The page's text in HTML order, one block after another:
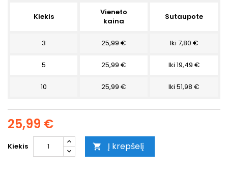
Kiekis
Vieneto
kaina
Sutaupote
3 25,99 € Iki 7,80 €
5 25,99 € Iki 19,49 €
10 25,99 € Iki 51,98 €
25,99 €
Kiekis  Į krepšelį